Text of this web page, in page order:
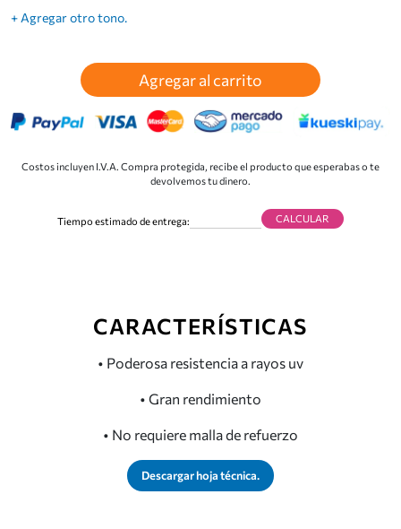
+ Agregar otro tono.
Agregar al carrito
Costos incluyen I.V.A. Compra protegida, recibe el producto que esperabas o te
devolvemos tu dinero.
Tiempo estimado de entrega: CALCULAR
CARACTERÍSTICAS
• Poderosa resistencia a rayos uv
• Gran rendimiento
• No requiere malla de refuerzo
Descargar hoja técnica.